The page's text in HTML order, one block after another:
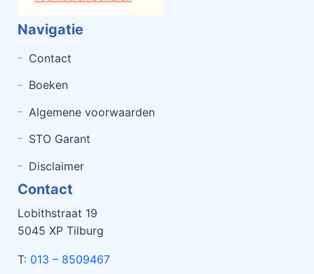
Navigatie
Contact
Boeken
Algemene voorwaarden
STO Garant
Disclaimer
Contact
Lobithstraat 19
5045 XP Tilburg
T: 013 – 8509467